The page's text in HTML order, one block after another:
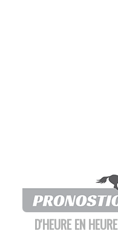
D'HEURE EN HEURE